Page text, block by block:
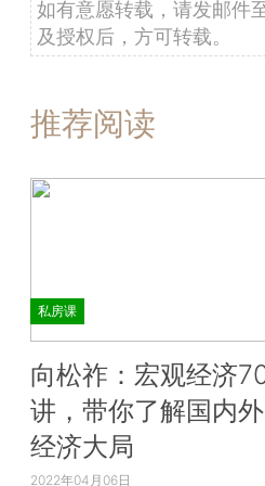
如有意愿转载，请发邮件
及授权后，方可转载。
推荐阅读
私房课
向松祚：宏观经济
讲，带你了解国内外
经济大局
2022年04月06日